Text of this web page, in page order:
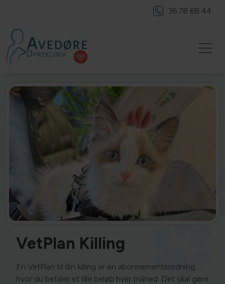
36 78 68 44
VetPlan Killing
En VetPlan til din killing er en abonnementsordning,
hvor du betaler et lille beløb hver måned. Det skal gøre